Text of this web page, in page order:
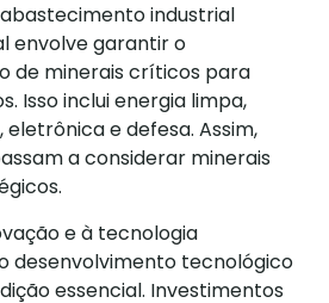
industrial
envolve garantir o
de minerais críticos para
Isso inclui energia limpa,
e defesa. Assim,
a considerar minerais
e à tecnologia
desenvolvimento tecnológico
essencial. Investimentos